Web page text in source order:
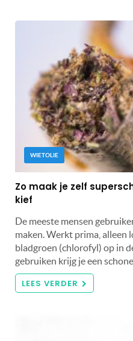
WIETOLIE
Zo maak je zelf
kief
De meeste mensen
maken. Werkt prima, alleen
bladgroen (chlorofyl) op in
gebruiken krijg je een
LEES VERDER